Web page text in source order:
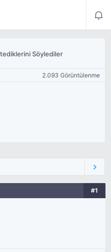
Söylediler
2.093 Görüntülenme
#1